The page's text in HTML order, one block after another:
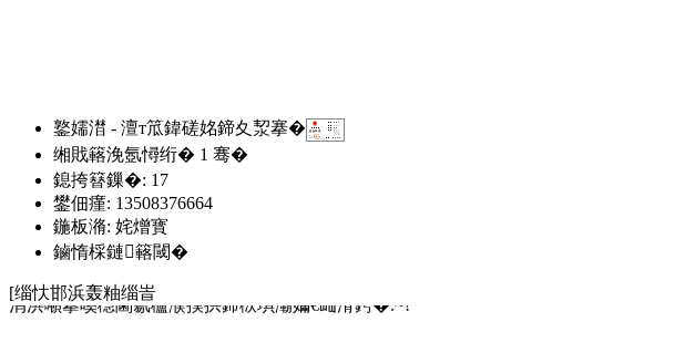
鐜嬬澘 - 澶т笟鍏磋姳鍗夊洯搴�
缃戝簵浼氬憳绗� 1 骞�
鎴挎簮鏁�: 17
鐢佃瘽: 13508376664
鍦板潃: 姹熷寳
鏀惰棌鏈簵閾�
[缁忕邯浜轰粙缁峕
涓洪噸搴嗘櫘閫氱櫨濮撲拱鍗栨埧灞嬭€屾湇鍔�.~!